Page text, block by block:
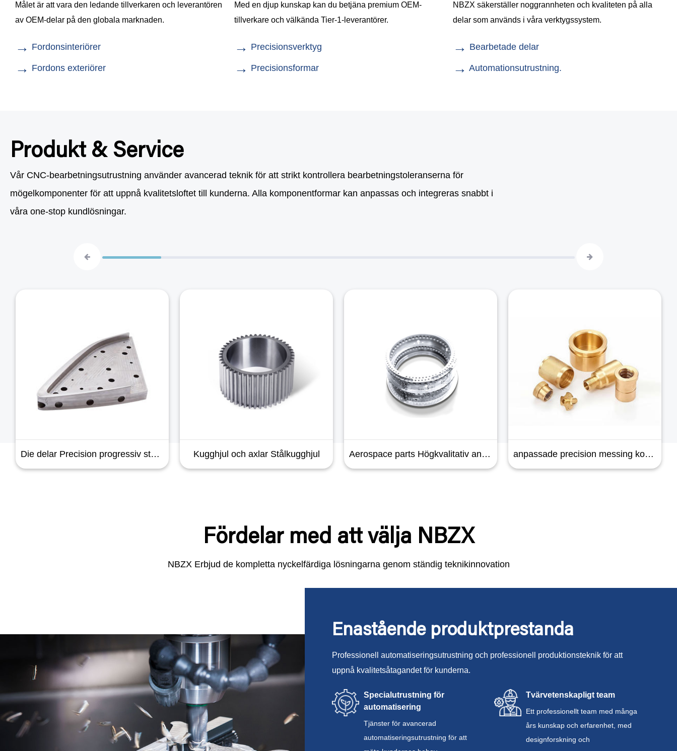
Målet är att vara den ledande tillverkaren och leverantören
av OEM-delar på den globala marknaden.
→ Fordonsinteriörer
→ Fordons exteriörer
Med en djup kunskap kan du betjäna premium OEM-
tillverkare och välkända Tier-1-leverantörer.
→ Precisionsverktyg
→ Precisionsformar
NBZX säkerställer noggrannheten och kvaliteten på alla
delar som används i våra verktygssystem.
→ Bearbetade delar
→ Automationsutrustning.
Produkt & Service
Vår CNC-bearbetningsutrustning använder avancerad teknik för att strikt kontrollera bearbetningstoleranserna för
mögelkomponenter för att uppnå kvalitetsloftet till kunderna. Alla komponentformar kan anpassas och integreras snabbt i
våra one-stop kundlösningar.
Die delar Precision progressiv stansning injektion mögel mögel verktyg verktyg komponenter CNC bearbetning tillverkning delar tillverkare Kugghjul och axlar Stålkugghjul Aerospace parts Högkvalitativ anpassad 5-axel precision aluminium cnc-fräsning svarv svensk bearbetning delar arbetar tillverkning service anpassade precision messing koppar cnc bearbetning delar
Fördelar med att välja NBZX
NBZX Erbjud de kompletta nyckelfärdiga lösningarna genom ständig teknikinnovation
Enastående produktprestanda
Professionell automatiseringsutrustning och professionell produktionsteknik för att
uppnå kvalitetsåtagandet för kunderna.
Specialutrustning för
automatisering
Tjänster för avancerad
automatiseringsutrustning för att
Tvärvetenskapligt team
Ett professionellt team med många
års kunskap och erfarenhet, med
designforskning och